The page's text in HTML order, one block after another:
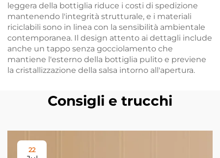
leggera della bottiglia riduce i costi di spedizione
mantenendo l'integrità strutturale, e i materiali
riciclabili sono in linea con la sensibilità ambientale
contemporanea. Il design attento ai dettagli include
anche un tappo senza gocciolamento che
mantiene l'esterno della bottiglia pulito e previene
la cristallizzazione della salsa intorno all'apertura.
Consigli e trucchi
22